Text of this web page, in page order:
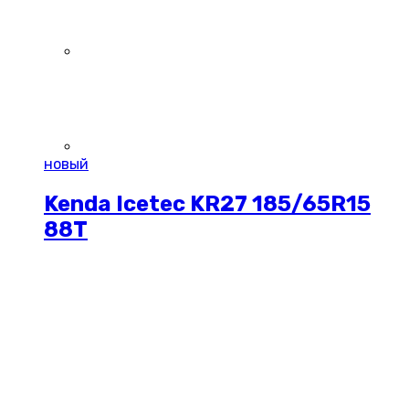
новый
Kenda Icetec KR27 185/65R15
88T